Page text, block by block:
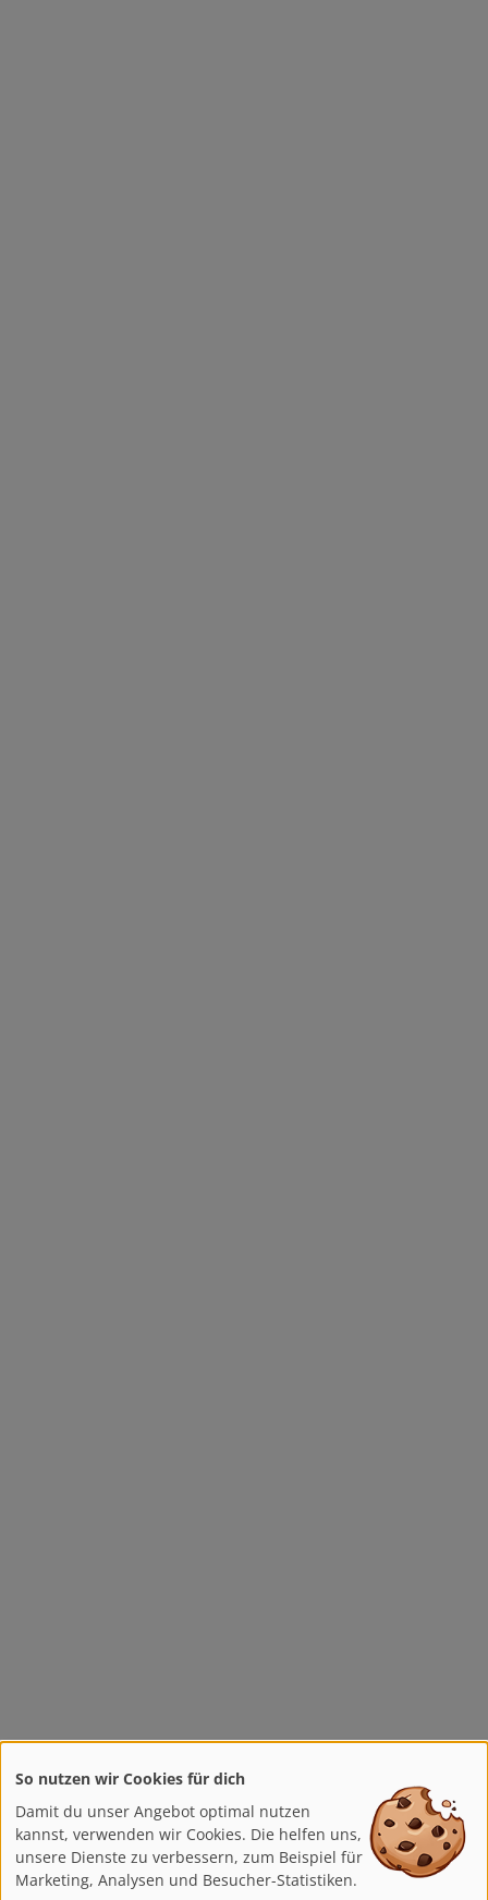
So nutzen wir Cookies für dich
Damit du unser Angebot optimal nutzen
kannst, verwenden wir Cookies. Die helfen uns,
unsere Dienste zu verbessern, zum Beispiel für
Marketing, Analysen und Besucher-Statistiken.